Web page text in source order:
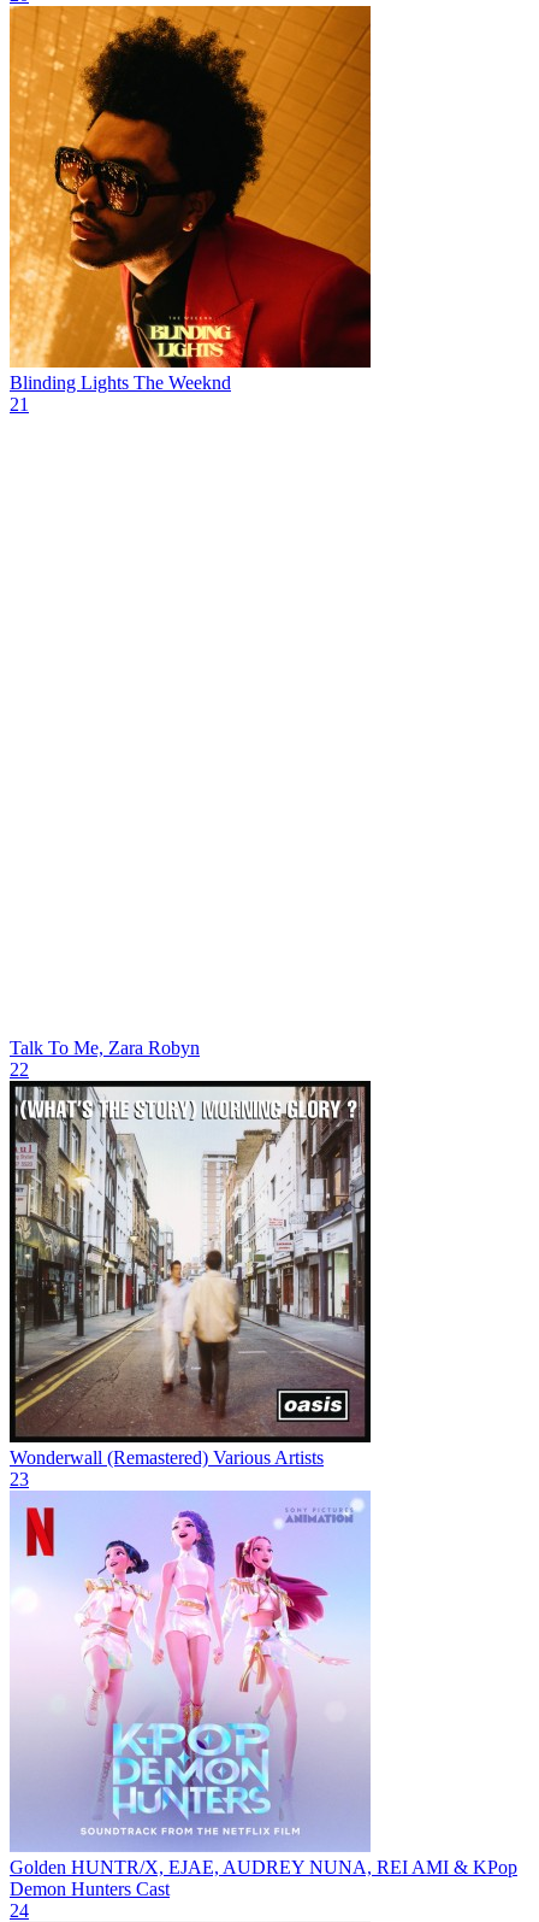
Blinding Lights The Weeknd
21
Talk To Me, Zara Robyn
22
Wonderwall (Remastered) Various Artists
23
Golden HUNTR/X, EJAE, AUDREY NUNA, REI AMI & KPop
Demon Hunters Cast
24